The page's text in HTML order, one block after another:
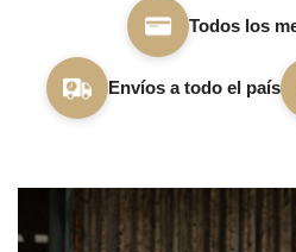
Todos los
Envíos a todo el país